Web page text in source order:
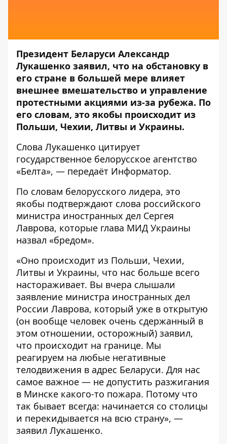
Президент Беларуси Александр
Лукашенко заявил, что на обстановку в
его стране в большей мере влияет
внешнее вмешательство и управление
протестными акциями из-за рубежа. По
его словам, это якобы происходит из
Польши, Чехии, Литвы и Украины.
Слова Лукашенко цитирует
государственное белорусское агентство
«Белта», — передаёт Информатор.
По словам белорусского лидера, это
якобы подтверждают слова российского
министра иностранных дел Сергея
Лаврова, которые глава МИД Украины
назвал «бредом».
«Оно происходит из Польши, Чехии,
Литвы и Украины, что нас больше всего
настораживает. Вы вчера слышали
заявление министра иностранных дел
России Лаврова, который уже в открытую
(он вообще человек очень сдержанный в
этом отношении, осторожный) заявил,
что происходит на границе. Мы
реагируем на любые негативные
телодвижения в адрес Беларуси. Для нас
самое важное — не допустить разжигания
в Минске какого-то пожара. Потому что
так бывает всегда: начинается со столицы
и перекидывается на всю страну», —
заявил Лукашенко.